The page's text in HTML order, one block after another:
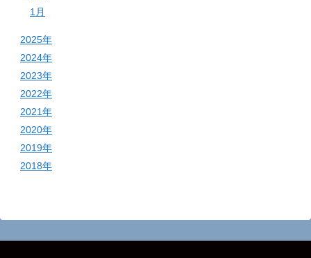
1月
2025年
2024年
2023年
2022年
2021年
2020年
2019年
2018年